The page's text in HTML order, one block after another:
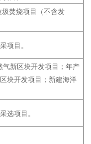
焚烧项目（不含发
项目。
新区块开发项目；年产
块开发项目；新建海洋
选项目。